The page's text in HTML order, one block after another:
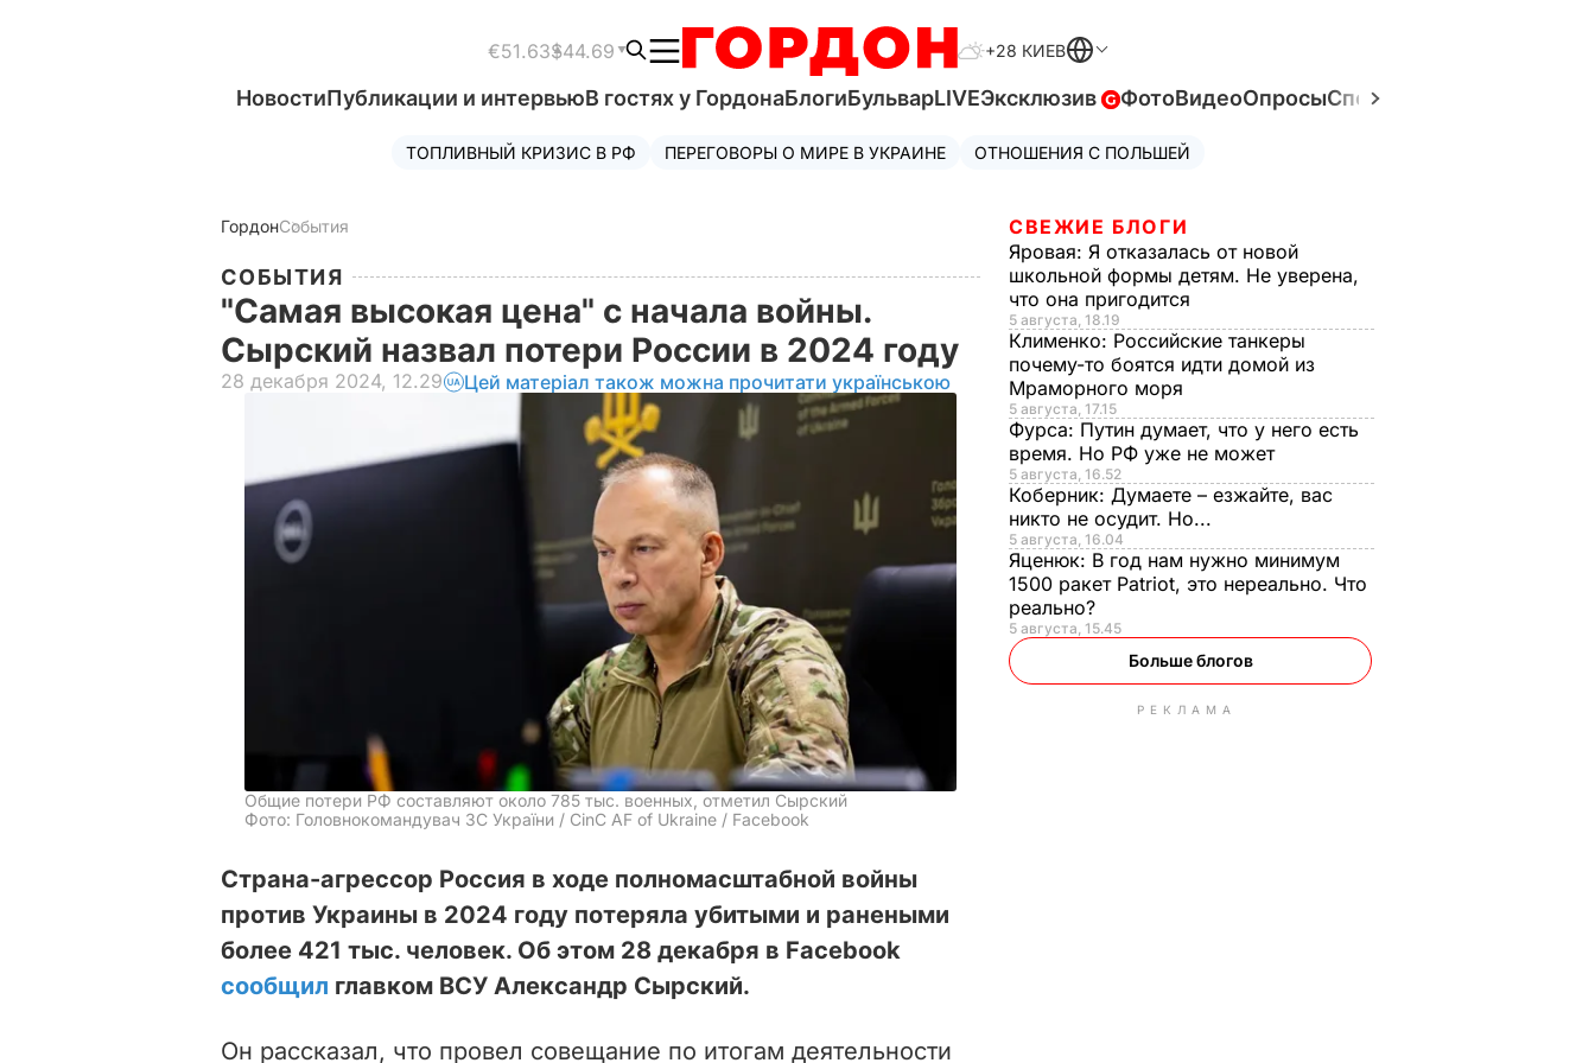
€51.63$44.69 +28 КИЕВ
НовостиПубликации и интервьюВ гостях у ГордонаБлогиБульварLIVEЭксклюзив ФотоВидеоОпросыСпецпроекты
ТОПЛИВНЫЙ КРИЗИС В РФ ПЕРЕГОВОРЫ О МИРЕ В УКРАИНЕ ОТНОШЕНИЯ С ПОЛЬШЕЙ
ГордонСобытия
СОБЫТИЯ
"Самая высокая цена" с начала войны.
Сырский назвал потери России в 2024 году
28 декабря 2024, 12.29 Цей матеріал також можна прочитати українською
Общие потери РФ составляют около 785 тыс. военных, отметил Сырский
Фото: Головнокомандувач ЗС України / CinC AF of Ukraine / Facebook
Страна-агрессор Россия в ходе полномасштабной войны
против Украины в 2024 году потеряла убитыми и ранеными
более 421 тыс. человек. Об этом 28 декабря в Facebook
сообщил главком ВСУ Александр Сырский.
Он рассказал, что провел совещание по итогам деятельности
СВЕЖИЕ БЛОГИ
Яровая: Я отказалась от новой
школьной формы детям. Не уверена,
что она пригодится
5 августа, 18.19
Клименко: Российские танкеры
почему-то боятся идти домой из
Мраморного моря
5 августа, 17.15
Фурса: Путин думает, что у него есть
время. Но РФ уже не может
5 августа, 16.52
Коберник: Думаете – езжайте, вас
никто не осудит. Но...
5 августа, 16.04
Яценюк: В год нам нужно минимум
1500 ракет Patriot, это нереально. Что
реально?
5 августа, 15.45
Больше блогов
РЕКЛАМА